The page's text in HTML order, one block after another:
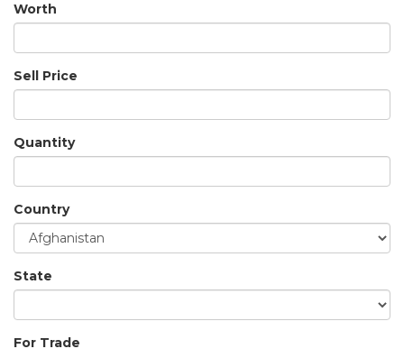
Worth
Sell Price
Quantity
Country
State
For Trade